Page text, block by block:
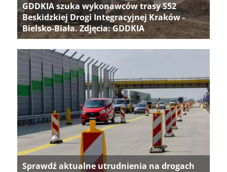
GDDKIA szuka wykonawców trasy S52
Beskidzkiej Drogi Integracyjnej Kraków -
Bielsko-Biała. Zdjęcia: GDDKIA
Sprawdź aktualne utrudnienia na drogach